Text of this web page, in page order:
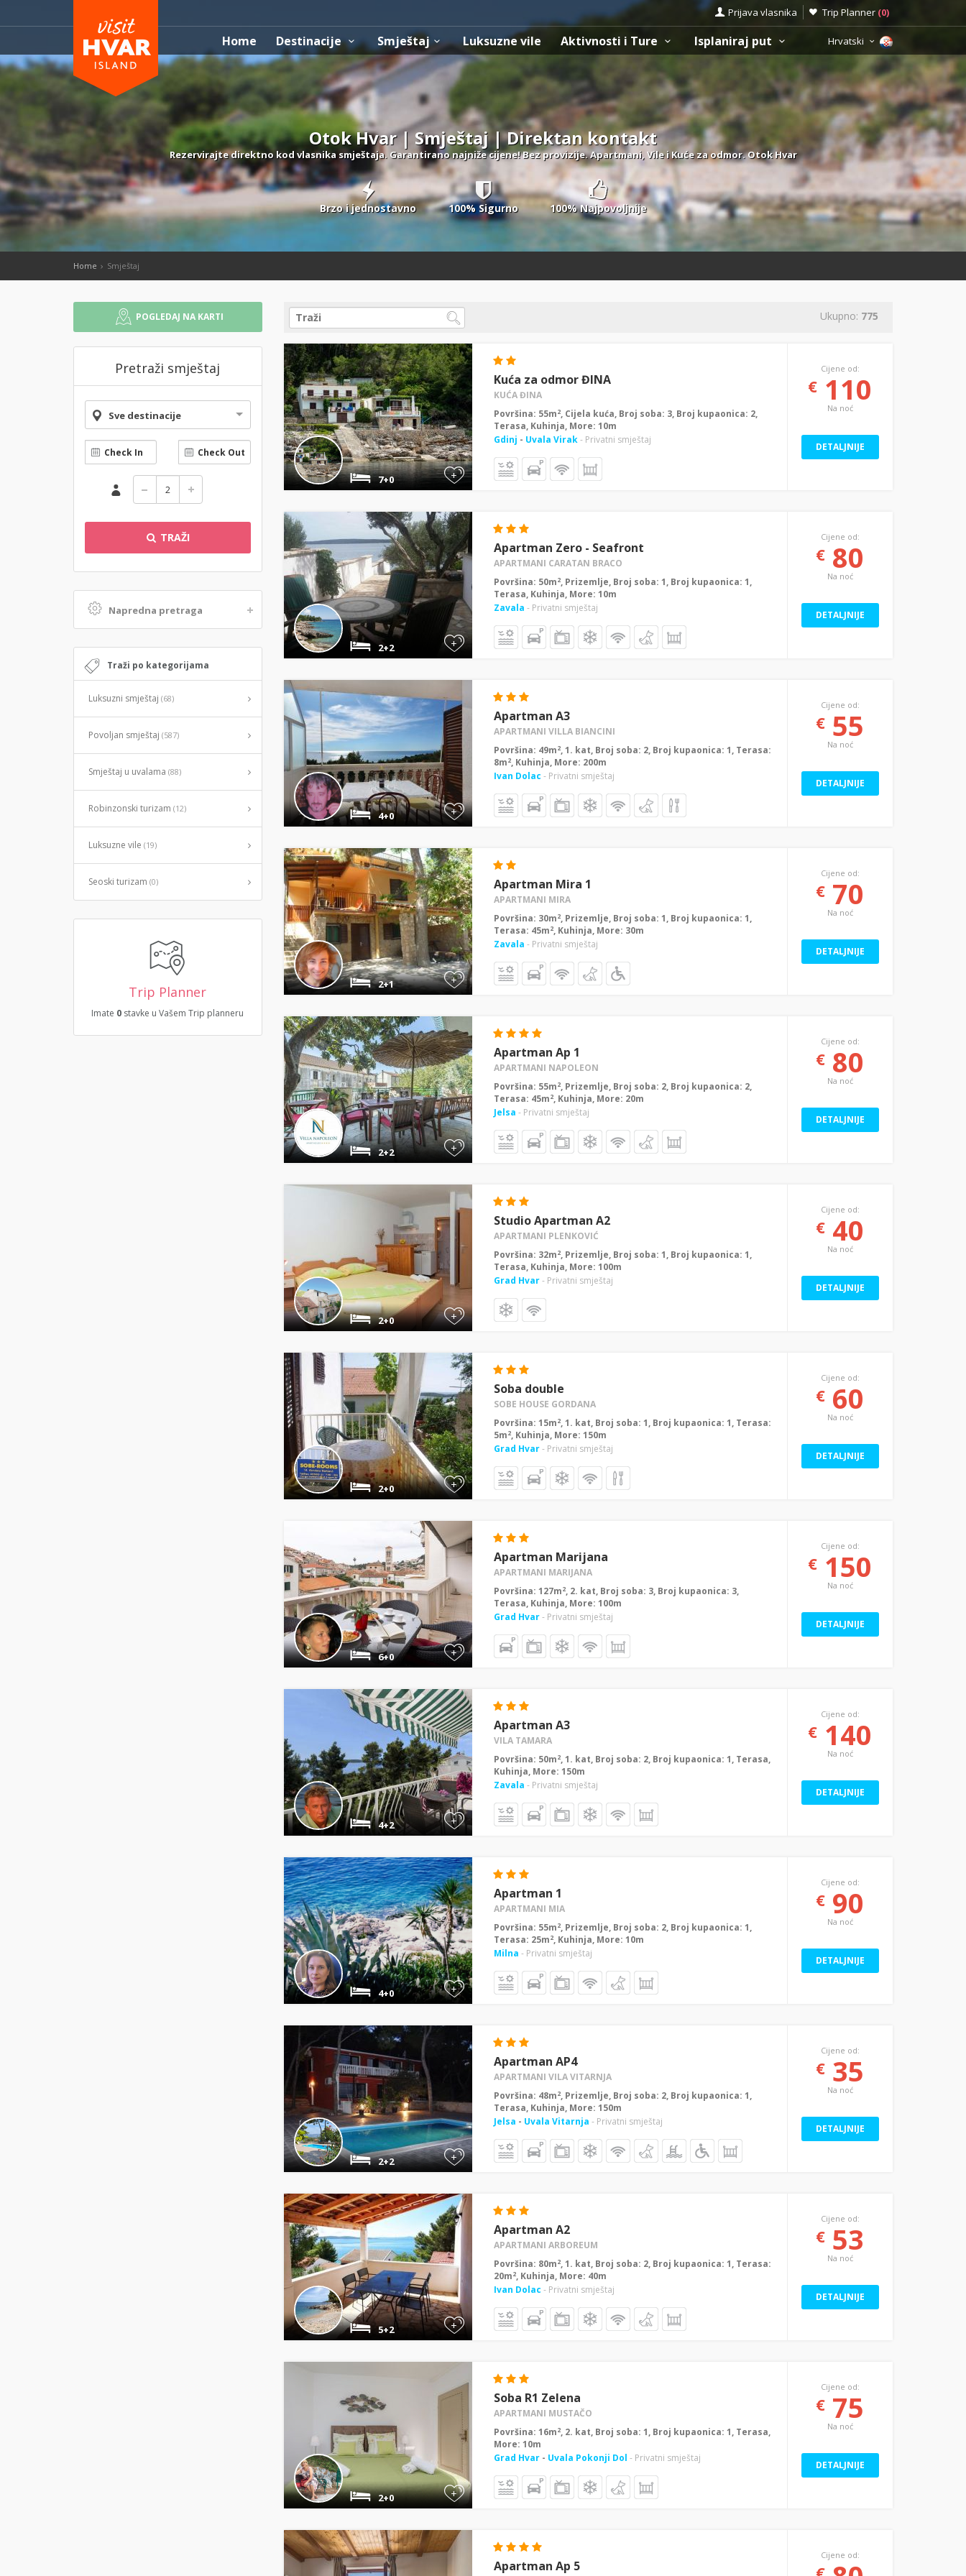
Prijava vlasnika Trip Planner (0)
Home Destinacije Smještaj Luksuzne vile Aktivnosti i Ture Isplaniraj put Hrvatski
Otok Hvar | Smještaj | Direktan kontakt
Rezervirajte direktno kod vlasnika smještaja. Garantirano najniže cijene! Bez provizije. Apartmani, Vile i Kuće za odmor. Otok Hvar
Brzo i jednostavno 100% Sigurno 100% Najpovoljnije
Home Smještaj
POGLEDAJ NA KARTI
Pretraži smještaj
Sve destinacije
TRAŽI
Napredna pretraga
Traži po kategorijama
Luksuzni smještaj (68)
Povoljan smještaj (587)
Smještaj u uvalama (88)
Robinzonski turizam (12)
Luksuzne vile (19)
Seoski turizam (0)
Trip Planner
Imate 0 stavke u Vašem Trip planneru
Ukupno: 775
+
7+0
Kuća za odmor ĐINA
KUĆA ĐINA
Površina: 55m2, Cijela kuća, Broj soba: 3, Broj kupaonica: 2,
Terasa, Kuhinja, More: 10m
Gdinj - Uvala Virak- Privatni smještaj
Cijene od:
€ 110
Na noć
DETALJNIJE
+
2+2
Apartman Zero - Seafront
APARTMANI CARATAN BRACO
Površina: 50m2, Prizemlje, Broj soba: 1, Broj kupaonica: 1,
Terasa, Kuhinja, More: 10m
Zavala - Privatni smještaj
Cijene od:
€ 80
Na noć
DETALJNIJE
+
4+0
Apartman A3
APARTMANI VILLA BIANCINI
Površina: 49m2, 1. kat, Broj soba: 2, Broj kupaonica: 1, Terasa:
8m2, Kuhinja, More: 200m
Ivan Dolac - Privatni smještaj
Cijene od:
€ 55
Na noć
DETALJNIJE
+
2+1
Apartman Mira 1
APARTMANI MIRA
Površina: 30m2, Prizemlje, Broj soba: 1, Broj kupaonica: 1,
Terasa: 45m2, Kuhinja, More: 30m
Zavala - Privatni smještaj
Cijene od:
€ 70
Na noć
DETALJNIJE
+
2+2
Apartman Ap 1
APARTMANI NAPOLEON
Površina: 55m2, Prizemlje, Broj soba: 2, Broj kupaonica: 2,
Terasa: 45m2, Kuhinja, More: 20m
Jelsa - Privatni smještaj
Cijene od:
€ 80
Na noć
DETALJNIJE
+
2+0
Studio Apartman A2
APARTMANI PLENKOVIĆ
Površina: 32m2, Prizemlje, Broj soba: 1, Broj kupaonica: 1,
Terasa, Kuhinja, More: 100m
Grad Hvar- Privatni smještaj
Cijene od:
€ 40
Na noć
DETALJNIJE
+
2+0
Soba double
SOBE HOUSE GORDANA
Površina: 15m2, 1. kat, Broj soba: 1, Broj kupaonica: 1, Terasa:
5m2, Kuhinja, More: 150m
Grad Hvar- Privatni smještaj
Cijene od:
€ 60
Na noć
DETALJNIJE
+
6+0
Apartman Marijana
APARTMANI MARIJANA
Površina: 127m2, 2. kat, Broj soba: 3, Broj kupaonica: 3,
Terasa, Kuhinja, More: 100m
Grad Hvar- Privatni smještaj
Cijene od:
€ 150
Na noć
DETALJNIJE
+
4+2
Apartman A3
VILA TAMARA
Površina: 50m2, 1. kat, Broj soba: 2, Broj kupaonica: 1, Terasa,
Kuhinja, More: 150m
Zavala - Privatni smještaj
Cijene od:
€ 140
Na noć
DETALJNIJE
+
4+0
Apartman 1
APARTMANI MIA
Površina: 55m2, Prizemlje, Broj soba: 2, Broj kupaonica: 1,
Terasa: 25m2, Kuhinja, More: 10m
Milna - Privatni smještaj
Cijene od:
€ 90
Na noć
DETALJNIJE
+
2+2
Apartman AP4
APARTMANI VILA VITARNJA
Površina: 48m2, Prizemlje, Broj soba: 2, Broj kupaonica: 1,
Terasa, Kuhinja, More: 150m
Jelsa - Uvala Vitarnja - Privatni smještaj
Cijene od:
€ 35
Na noć
DETALJNIJE
+
5+2
Apartman A2
APARTMANI ARBOREUM
Površina: 80m2, 1. kat, Broj soba: 2, Broj kupaonica: 1, Terasa:
20m2, Kuhinja, More: 40m
Ivan Dolac - Privatni smještaj
Cijene od:
€ 53
Na noć
DETALJNIJE
+
2+0
Soba R1 Zelena
APARTMANI MUSTAČO
Površina: 16m2, 2. kat, Broj soba: 1, Broj kupaonica: 1, Terasa,
More: 10m
Grad Hvar - Uvala Pokonji Dol - Privatni smještaj
Cijene od:
€ 75
Na noć
DETALJNIJE
Apartman Ap 5
Cijene od: